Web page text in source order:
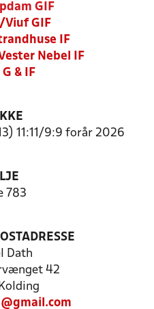
GIF
GIF
IF
Nebel IF
& IF
11:11/9:9 forår 2026
783
Dath
42